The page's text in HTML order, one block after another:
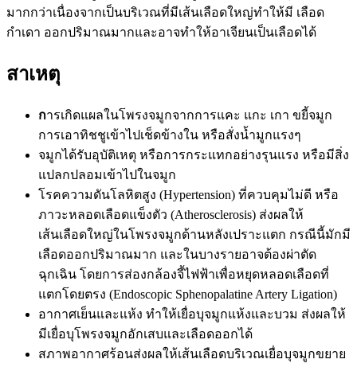
มากกว่าเนื่องจากเป็นบริเวณที่มีเส้นเลือดใหญ่ทำให้มี เลือด
กำเดา ออกปริมาณมากและอาจทำให้อาเจียนเป็นเลือดได้
สาเหตุ
การเกิดแผลในโพรงจมูกจากการแคะ แกะ เกา ขยี้จมูก
การเอาทิชชูเข้าไปเช็ดข้างใน หรือสั่งน้ำมูกแรงๆ
จมูกได้รับอุบัติเหตุ หรือการกระแทกอย่างรุนแรง หรือมีสิ่ง
แปลกปลอมเข้าไปในจมูก
โรคความดันโลหิตสูง (Hypertension) ที่ควบคุมไม่ดี หรือ
ภาวะหลอดเลือดแข็งตัว (Atherosclerosis) ส่งผลให้
เส้นเลือดใหญ่ในโพรงจมูกด้านหลังเปราะแตก กรณีนี้มักมี
เลือดออกปริมาณมาก และในบางรายอาจต้องผ่าตัด
ฉุกเฉิน โดยการส่องกล้องจี้ไฟฟ้าเพื่อหยุดหลอดเลือดที่
แตกโดยตรง (Endoscopic Sphenopalatine Artery Ligation)
อากาศเย็นและแห้ง ทำให้เยื่อบุจมูกแห้งและบวม ส่งผลให้
มีเยื่อบุโพรงจมูกอักเสบและเลือดออกได้
สภาพอากาศร้อนส่งผลให้เส้นเลือดบริเวณเยื่อบุจมูกขยาย